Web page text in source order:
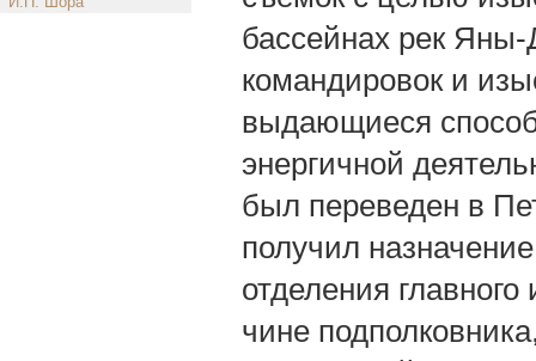
бассейнах рек
командировок и
выдающиеся
энергичной
был переведен в
получил
отделения
чине